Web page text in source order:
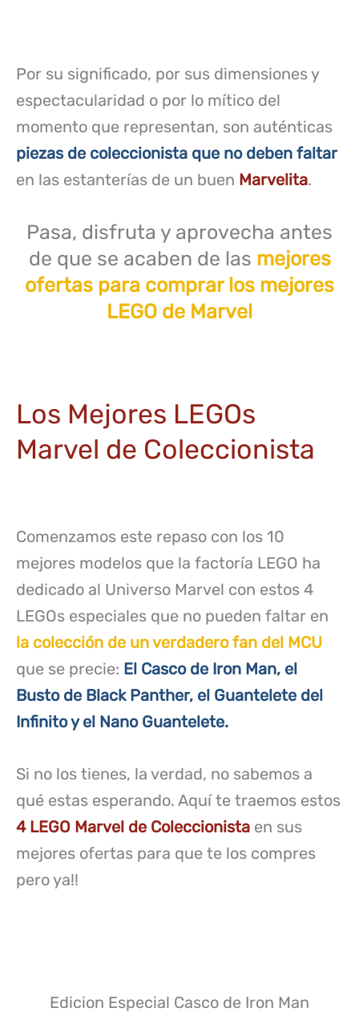
Por su significado, por sus dimensiones y
espectacularidad o por lo mítico del
momento que representan, son auténticas
piezas de coleccionista que no deben faltar
en las estanterías de un buen Marvelita.
Pasa, disfruta y aprovecha antes
de que se acaben de las mejores
ofertas para comprar los mejores
LEGO de Marvel
Los Mejores LEGOs
Marvel de Coleccionista
Comenzamos este repaso con los 10
mejores modelos que la factoría LEGO ha
dedicado al Universo Marvel con estos 4
LEGOs especiales que no pueden faltar en
la colección de un verdadero fan del MCU
que se precie: El Casco de Iron Man, el
Busto de Black Panther, el Guantelete del
Infinito y el Nano Guantelete.
Si no los tienes, la verdad, no sabemos a
qué estas esperando. Aquí te traemos estos
4 LEGO Marvel de Coleccionista en sus
mejores ofertas para que te los compres
pero ya!!
Edicion Especial Casco de Iron Man